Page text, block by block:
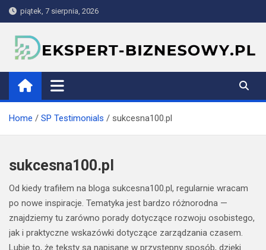
Skip
to
content
piątek, 7 sierpnia, 2026
ekspert-biznesowy.pl
Home SP Testimonials sukcesna100.pl
sukcesna100.pl
Od kiedy trafiłem na bloga sukcesna100.pl, regularnie wracam
po nowe inspiracje. Tematyka jest bardzo różnorodna —
znajdziemy tu zarówno porady dotyczące rozwoju osobistego,
jak i praktyczne wskazówki dotyczące zarządzania czasem.
Lubię to, że teksty są napisane w przystępny sposób, dzięki